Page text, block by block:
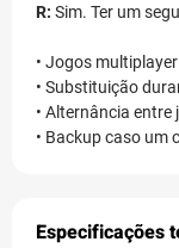
R: Sim. Ter um
• Jogos multiplayer
• Substituição
• Alternância entre
• Backup caso um
Especificações